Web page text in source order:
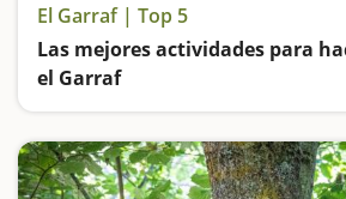
El Garraf | Top 5
Las mejores actividades para
el Garraf